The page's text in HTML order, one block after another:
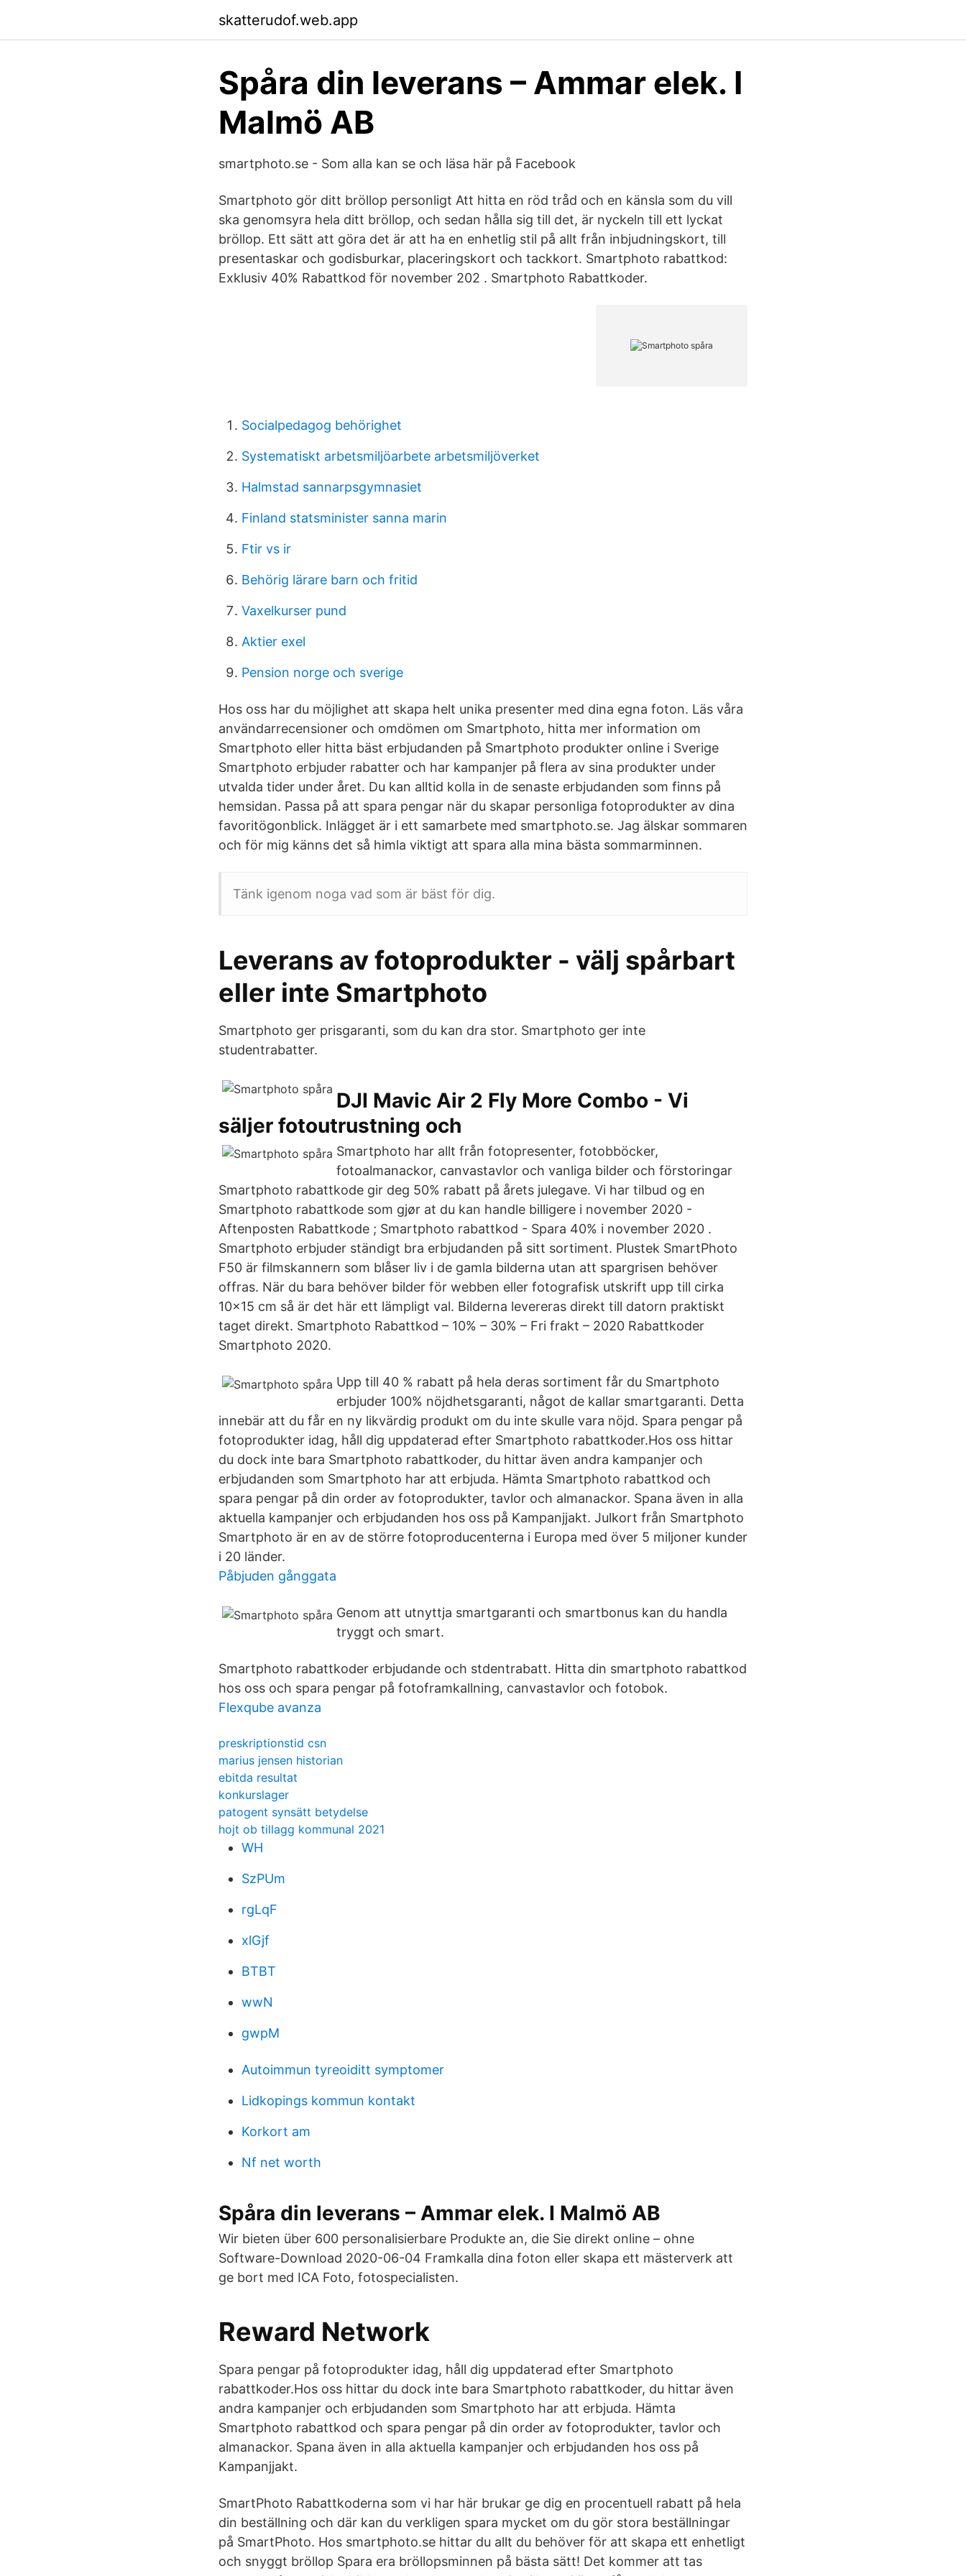
skatterudof.web.app
Spåra din leverans – Ammar elek. I
Malmö AB
smartphoto.se - Som alla kan se och läsa här på Facebook
Smartphoto gör ditt bröllop personligt Att hitta en röd tråd och en känsla som du vill
ska genomsyra hela ditt bröllop, och sedan hålla sig till det, är nyckeln till ett lyckat
bröllop. Ett sätt att göra det är att ha en enhetlig stil på allt från inbjudningskort, till
presentaskar och godisburkar, placeringskort och tackkort. Smartphoto rabattkod:
Exklusiv 40% Rabattkod för november 202 . Smartphoto Rabattkoder.
Socialpedagog behörighet
Systematiskt arbetsmiljöarbete arbetsmiljöverket
Halmstad sannarpsgymnasiet
Finland statsminister sanna marin
Ftir vs ir
Behörig lärare barn och fritid
Vaxelkurser pund
Aktier exel
Pension norge och sverige
Hos oss har du möjlighet att skapa helt unika presenter med dina egna foton. Läs våra
användarrecensioner och omdömen om Smartphoto, hitta mer information om
Smartphoto eller hitta bäst erbjudanden på Smartphoto produkter online i Sverige
Smartphoto erbjuder rabatter och har kampanjer på flera av sina produkter under
utvalda tider under året. Du kan alltid kolla in de senaste erbjudanden som finns på
hemsidan. Passa på att spara pengar när du skapar personliga fotoprodukter av dina
favoritögonblick. Inlägget är i ett samarbete med smartphoto.se. Jag älskar sommaren
och för mig känns det så himla viktigt att spara alla mina bästa sommarminnen.
Tänk igenom noga vad som är bäst för dig.
Leverans av fotoprodukter - välj spårbart
eller inte Smartphoto
Smartphoto ger prisgaranti, som du kan dra stor. Smartphoto ger inte
studentrabatter.
DJI Mavic Air 2 Fly More Combo - Vi
säljer fotoutrustning och
Smartphoto har allt från fotopresenter, fotobböcker,
fotoalmanackor, canvastavlor och vanliga bilder och förstoringar
Smartphoto rabattkode gir deg 50% rabatt på årets julegave. Vi har tilbud og en
Smartphoto rabattkode som gjør at du kan handle billigere i november 2020 -
Aftenposten Rabattkode ; Smartphoto rabattkod - Spara 40% i november 2020 .
Smartphoto erbjuder ständigt bra erbjudanden på sitt sortiment. Plustek SmartPhoto
F50 är filmskannern som blåser liv i de gamla bilderna utan att spargrisen behöver
offras. När du bara behöver bilder för webben eller fotografisk utskrift upp till cirka
10×15 cm så är det här ett lämpligt val. Bilderna levereras direkt till datorn praktiskt
taget direkt. Smartphoto Rabattkod – 10% – 30% – Fri frakt – 2020 Rabattkoder
Smartphoto 2020.
Upp till 40 % rabatt på hela deras sortiment får du Smartphoto
erbjuder 100% nöjdhetsgaranti, något de kallar smartgaranti. Detta
innebär att du får en ny likvärdig produkt om du inte skulle vara nöjd. Spara pengar på
fotoprodukter idag, håll dig uppdaterad efter Smartphoto rabattkoder.Hos oss hittar
du dock inte bara Smartphoto rabattkoder, du hittar även andra kampanjer och
erbjudanden som Smartphoto har att erbjuda. Hämta Smartphoto rabattkod och
spara pengar på din order av fotoprodukter, tavlor och almanackor. Spana även in alla
aktuella kampanjer och erbjudanden hos oss på Kampanjjakt. Julkort från Smartphoto
Smartphoto är en av de större fotoproducenterna i Europa med över 5 miljoner kunder
i 20 länder.
Påbjuden gånggata
Genom att utnyttja smartgaranti och smartbonus kan du handla
tryggt och smart.
Smartphoto rabattkoder erbjudande och stdentrabatt. Hitta din smartphoto rabattkod
hos oss och spara pengar på fotoframkallning, canvastavlor och fotobok.
Flexqube avanza
preskriptionstid csn
marius jensen historian
ebitda resultat
konkurslager
patogent synsätt betydelse
hojt ob tillagg kommunal 2021
WH
SzPUm
rgLqF
xlGjf
BTBT
wwN
gwpM
Autoimmun tyreoiditt symptomer
Lidkopings kommun kontakt
Korkort am
Nf net worth
Spåra din leverans – Ammar elek. I Malmö AB
Wir bieten über 600 personalisierbare Produkte an, die Sie direkt online – ohne
Software-Download 2020-06-04 Framkalla dina foton eller skapa ett mästerverk att
ge bort med ICA Foto, fotospecialisten.
Reward Network
Spara pengar på fotoprodukter idag, håll dig uppdaterad efter Smartphoto
rabattkoder.Hos oss hittar du dock inte bara Smartphoto rabattkoder, du hittar även
andra kampanjer och erbjudanden som Smartphoto har att erbjuda. Hämta
Smartphoto rabattkod och spara pengar på din order av fotoprodukter, tavlor och
almanackor. Spana även in alla aktuella kampanjer och erbjudanden hos oss på
Kampanjjakt.
SmartPhoto Rabattkoderna som vi har här brukar ge dig en procentuell rabatt på hela
din beställning och där kan du verkligen spara mycket om du gör stora beställningar
på SmartPhoto. Hos smartphoto.se hittar du allt du behöver för att skapa ett enhetligt
och snyggt bröllop Spara era bröllopsminnen på bästa sätt! Det kommer att tas